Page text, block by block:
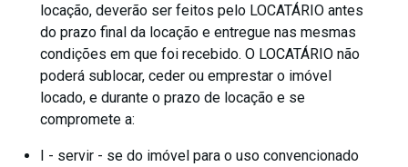
locação, deverão ser feitos pelo LOCATÁRIO antes
do prazo final da locação e entregue nas mesmas
condições em que foi recebido. O LOCATÁRIO não
poderá sublocar, ceder ou emprestar o imóvel
locado, e durante o prazo de locação e se
compromete a:
I - servir - se do imóvel para o uso convencionado